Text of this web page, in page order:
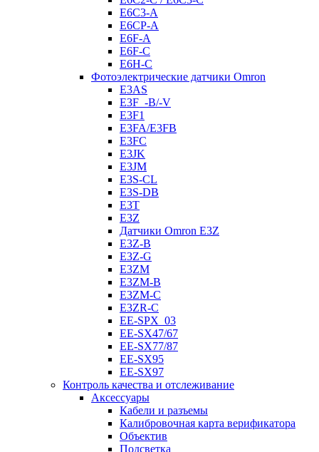
E6C3-A
E6CP-A
E6F-A
E6F-C
E6H-C
Фотоэлектрические датчики Omron
E3AS
E3F_-B/-V
E3F1
E3FA/E3FB
E3FC
E3JK
E3JM
E3S-CL
E3S-DB
E3T
E3Z
Датчики Omron E3Z
E3Z-B
E3Z-G
E3ZM
E3ZM-B
E3ZM-C
E3ZR-C
EE-SPX_03
EE-SX47/67
EE-SX77/87
EE-SX95
EE-SX97
Контроль качества и отслеживание
Аксессуары
Кабели и разъемы
Калибровочная карта верификатора
Объектив
Подсветка